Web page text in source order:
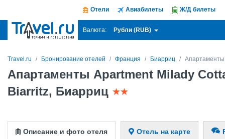
Отели Авиабилеты Ж/Д билеты
Валюта: Рубли (RUB)
Travel.ru Бронирование отелей Франция Биарриц Апартаменты
Апартаменты Apartment Milady
Biarritz, Биарриц
Описание и фото отеля Отель на карте